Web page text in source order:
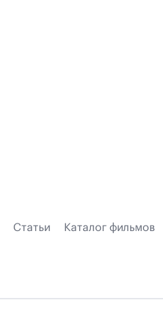
Статьи Каталог фильмов